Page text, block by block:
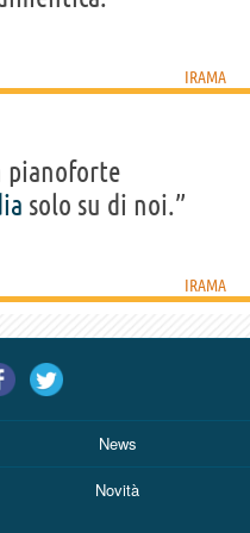
IRAMA
pianoforte
solo su di noi.”
IRAMA
News
Novità